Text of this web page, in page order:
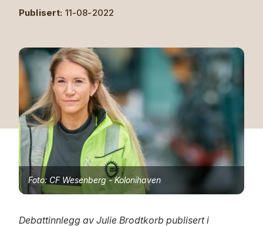
Publisert: 11-08-2022
Foto: CF Wesenberg - Kolonihaven
Debattinnlegg av Julie Brodtkorb publisert i